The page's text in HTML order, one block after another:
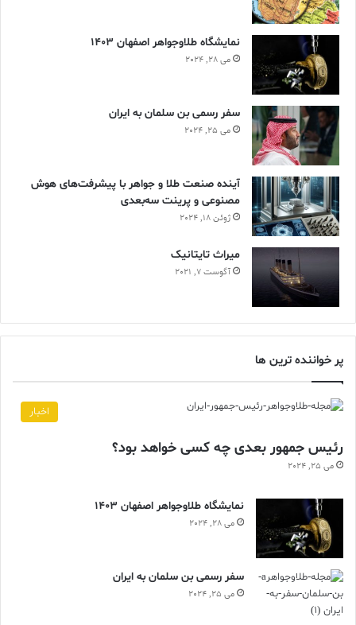
نمایشگاه طلاوجواهر اصفهان 1403
می 28, 2024
سفر رسمی بن سلمان به ایران
می 25, 2024
آینده صنعت طلا و جواهر با پیشرفت‌های هوش
مصنوعی و پرینت سه‌بعدی
ژوئن 18, 2024
ميراث تايتانيک
آگوست 7, 2021
پر خواننده ترین ها
اخبار
رئیس جمهور بعدی چه کسی خواهد بود؟
می 25, 2024
نمایشگاه طلاوجواهر اصفهان 1403
می 28, 2024
سفر رسمی بن سلمان به ایران
می 25, 2024